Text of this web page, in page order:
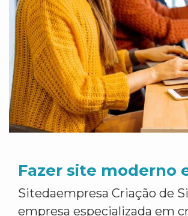
Fazer site moderno
Sitedaempresa Criação de
empresa especializada em